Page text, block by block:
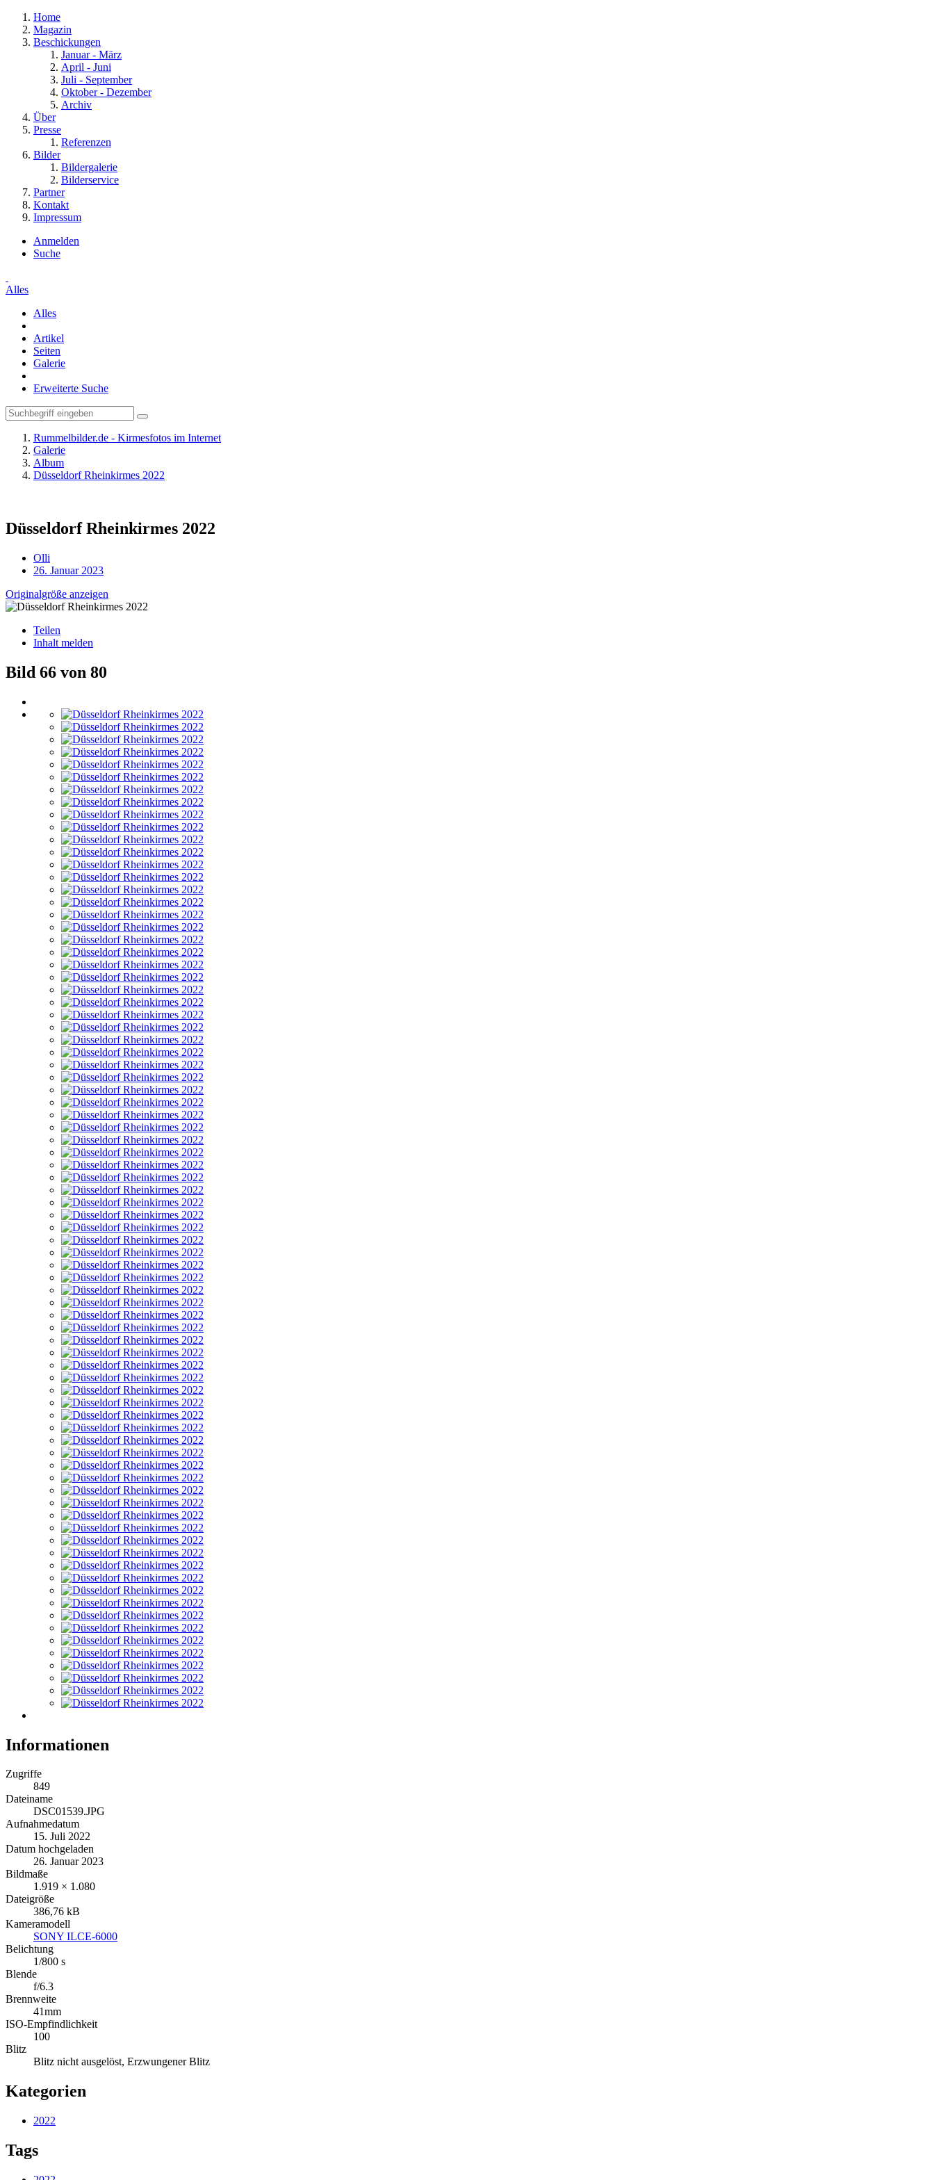
Home
Magazin
Beschickungen
Januar - März
April - Juni
Juli - September
Oktober - Dezember
Archiv
Über
Presse
Referenzen
Bilder
Bildergalerie
Bilderservice
Partner
Kontakt
Impressum
Anmelden
Suche
Alles
Alles
Artikel
Seiten
Galerie
Erweiterte Suche
Rummelbilder.de - Kirmesfotos im Internet
Galerie
Album
Düsseldorf Rheinkirmes 2022
Düsseldorf Rheinkirmes 2022
Olli
26. Januar 2023
Originalgröße anzeigen
Teilen
Inhalt melden
Bild 66 von 80
Informationen
Zugriffe
849
Dateiname
DSC01539.JPG
Aufnahmedatum
15. Juli 2022
Datum hochgeladen
26. Januar 2023
Bildmaße
1.919 × 1.080
Dateigröße
386,76 kB
Kameramodell
SONY ILCE-6000
Belichtung
1/800 s
Blende
f/6.3
Brennweite
41mm
ISO-Empfindlichkeit
100
Blitz
Blitz nicht ausgelöst, Erzwungener Blitz
Kategorien
2022
Tags